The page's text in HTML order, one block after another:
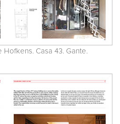
Hofkens. Casa 43. Gante.